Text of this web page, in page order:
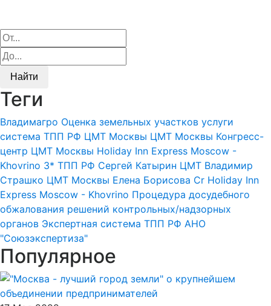
Найти
Теги
Владимагро Оценка земельных участков услуги
система ТПП РФ ЦМТ Москвы ЦМТ Москвы Конгресс-
центр ЦМТ Москвы Holiday Inn Express Moscow -
Khovrino 3* ТПП РФ Сергей Катырин ЦМТ Владимир
Страшко ЦМТ Москвы Елена Борисова Cr Holiday Inn
Express Moscow - Khovrino Процедура досудебного
обжалования решений контрольных/надзорных
органов Экспертная система ТПП РФ АНО
"Союзэкспертиза"
Популярное